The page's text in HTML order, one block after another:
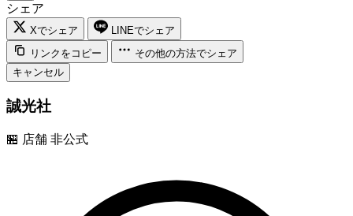
シェア
Xでシェア
LINEでシェア
リンクをコピー
その他の方法でシェア
キャンセル
誠光社
🏪 店舗 非公式